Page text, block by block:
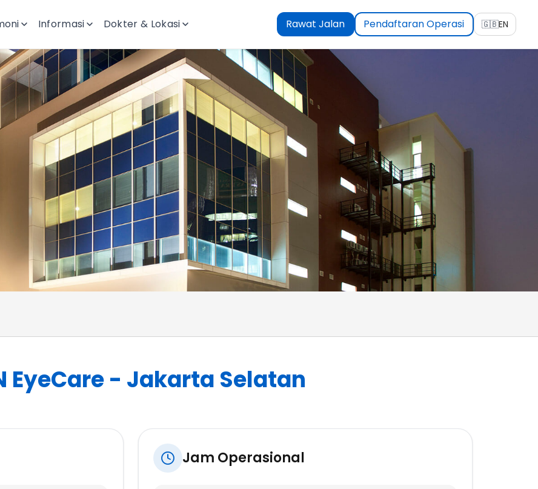
Informasi Dokter & Lokasi Rawat Jalan Pendaftaran Operasi 🇬🇧EN
EyeCare - Jakarta Selatan
Jam Operasional